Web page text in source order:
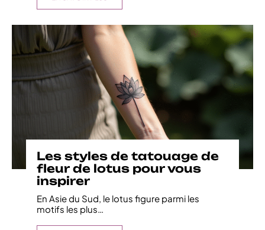
Les styles de tatouage de
fleur de lotus pour vous
inspirer
En Asie du Sud, le lotus figure parmi les
motifs les plus…